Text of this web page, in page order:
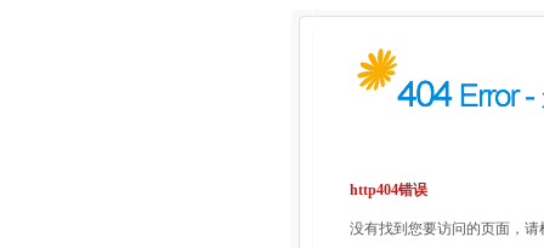
http404错误
没有找到您要访问的页面，